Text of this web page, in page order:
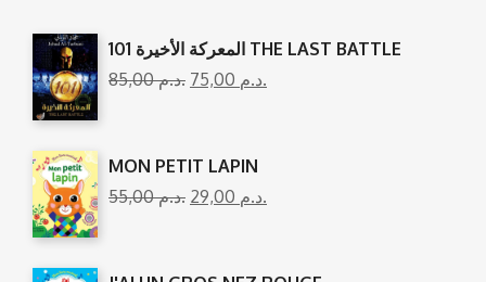
المعركة الأخيرة 101 THE LAST BATTLE
85,00
د.م. 75,00 د.م.
MON PETIT LAPIN
55,00
د.م. 29,00 د.م.